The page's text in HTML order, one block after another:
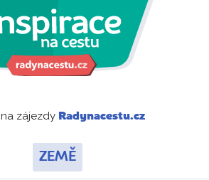
na zájezdy Radynacestu.cz
ZEMĚ